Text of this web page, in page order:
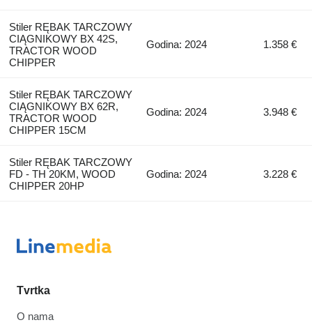
Stiler RĘBAK TARCZOWY
CIĄGNIKOWY BX 42S,
TRACTOR WOOD
CHIPPER
Godina: 2024 1.358 €
Stiler RĘBAK TARCZOWY
CIĄGNIKOWY BX 62R,
TRACTOR WOOD
CHIPPER 15CM
Godina: 2024 3.948 €
Stiler RĘBAK TARCZOWY
FD - TH 20KM, WOOD
CHIPPER 20HP
Godina: 2024 3.228 €
Tvrtka
O nama